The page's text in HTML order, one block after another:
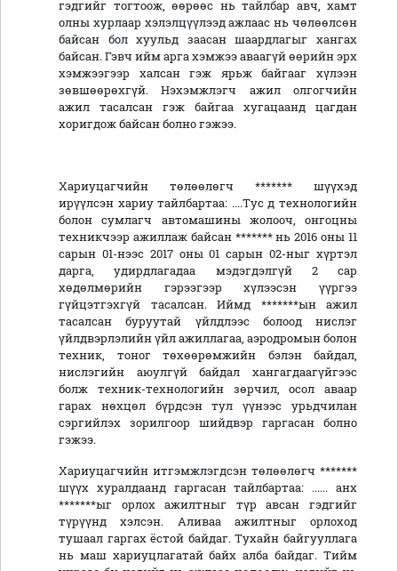
гэдгийг тогтоож, өөрөөс нь тайлбар авч, хамт
олны хурлаар хэлэлцүүлээд ажлаас нь чөлөөлсөн
байсан бол хуульд заасан шаардлагыг хангах
байсан. Гэвч ийм арга хэмжээ аваагүй өөрийн эрх
хэмжээгээр халсан гэж ярьж байгааг хүлээн
зөвшөөрөхгүй. Нэхэмжлэгч ажил олгогчийн
ажил тасалсан гэж байгаа хугацаанд цагдан
хоригдож байсан болно гэжээ.
Хариуцагчийн төлөөлөгч ******* шүүхэд
ирүүлсэн хариу тайлбартаа: ....Тус д технологийн
болон сумлагч автомашины жолооч, онгоцны
техникчээр ажиллаж байсан ******* нь 2016 оны 11
сарын 01-нээс 2017 оны 01 сарын 02-ныг хүртэл
дарга, удирдлагадаа мэдэгдэлгүй 2 сар
хөдөлмөрийн гэрээгээр хүлээсэн үүргээ
гүйцэтгэхгүй тасалсан. Иймд *******ын ажил
тасалсан буруутай үйлдлээс болоод нислэг
үйлдвэрлэлийн үйл ажиллагаа, аэродромын болон
техник, тоног төхөөрөмжийн бэлэн байдал,
нислэгийн аюулгүй байдал хангагдаагүйгээс
болж техник-технологийн зөрчил, осол аваар
гарах нөхцөл бүрдсэн тул үүнээс урьдчилан
сэргийлэх зорилгоор шийдвэр гаргасан болно
гэжээ.
Хариуцагчийн итгэмжлэгдсэн төлөөлөгч *******
шүүх хуралдаанд гаргасан тайлбартаа: ...... анх
*******ыг орлох ажилтныг түр авсан гэдгийг
түрүүнд хэлсэн. Аливаа ажилтныг орлоход
тушаал гаргах ёстой байдаг. Тухайн байгууллага
нь маш хариуцлагатай байх алба байдаг. Тийм